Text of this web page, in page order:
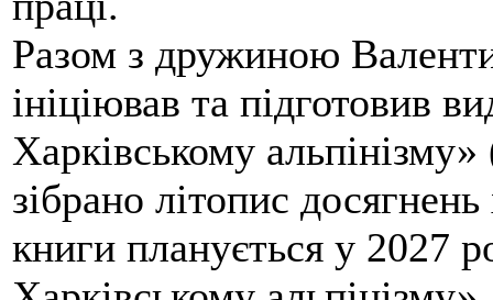
Разом з дружиною
ініціював та підготовив
Харківському
зібрано літопис
книги планується у 2027